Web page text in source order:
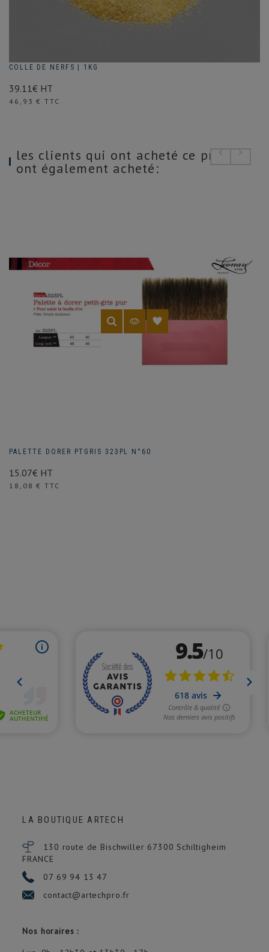
COLLE DE NERFS | 1KG
39.11€ HT
Prix
46,93 € TTC
les clients qui ont acheté ce produit
ont également acheté:
PALETTE DORER PTGRIS 323PL N°60
15.07€ HT
Prix
18,08 € TTC
LA BOUTIQUE ARTECH
130 route de Bischwiller 67300 Schiltigheim
FRANCE
07 69 94 13 47
contact@artechpro.fr
Nos horaires :